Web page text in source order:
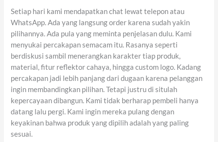
Setiap hari kami mendapatkan chat lewat telepon atau
WhatsApp. Ada yang langsung order karena sudah yakin
pilihannya. Ada pula yang meminta penjelasan dulu. Kami
menyukai percakapan semacam itu. Rasanya seperti
berdiskusi sambil menerangkan karakter tiap produk,
material, fitur reflektor cahaya, hingga custom logo. Kadang
percakapan jadi lebih panjang dari dugaan karena pelanggan
ingin membandingkan pilihan. Tetapi justru di situlah
kepercayaan dibangun. Kami tidak berharap pembeli hanya
datang lalu pergi. Kami ingin mereka pulang dengan
keyakinan bahwa produk yang dipilih adalah yang paling
sesuai.